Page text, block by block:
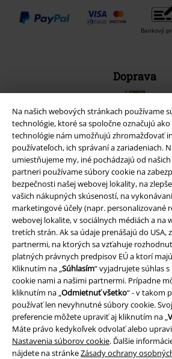
Na našich webových stránkach používame
technológie, ktoré sa spoločne označujú ako
technológie nám umožňujú zhromažďovať
používateľoch, ich správaní a zariadeniach.
umiestňujeme my, iné pochádzajú od
partneri používame súbory cookie na
bezpečnosti našej webovej lokality, na
vašich nákupných skúseností, na
marketingové účely (napr. personalizované
webovej lokalite, v sociálnych médiách a na
tretích strán. Ak sa údaje prenášajú do USA,
partnermi, na ktorých sa vzťahuje
platných právnych predpisov EÚ a ktorí
Kliknutím na „Súhlasím“ vyjadrujete súhlas
cookie nami a našimi partnermi. Prípadne
kliknutím na „Odmietnuť všetko“ - v takom
používať len nevyhnutné súbory cookie.
preferencie môžete upraviť aj kliknutím na „
Máte právo kedykoľvek odvolať alebo
Nastavenia súborov cookie. Ďalšie
nájdete na stránkeZásady ochrany
Bankový
Doprava
Nová aplikácia
Stiahnite si novú EMP aplikáciu zdarma
funkcie a výhody!
A Warner Music Group